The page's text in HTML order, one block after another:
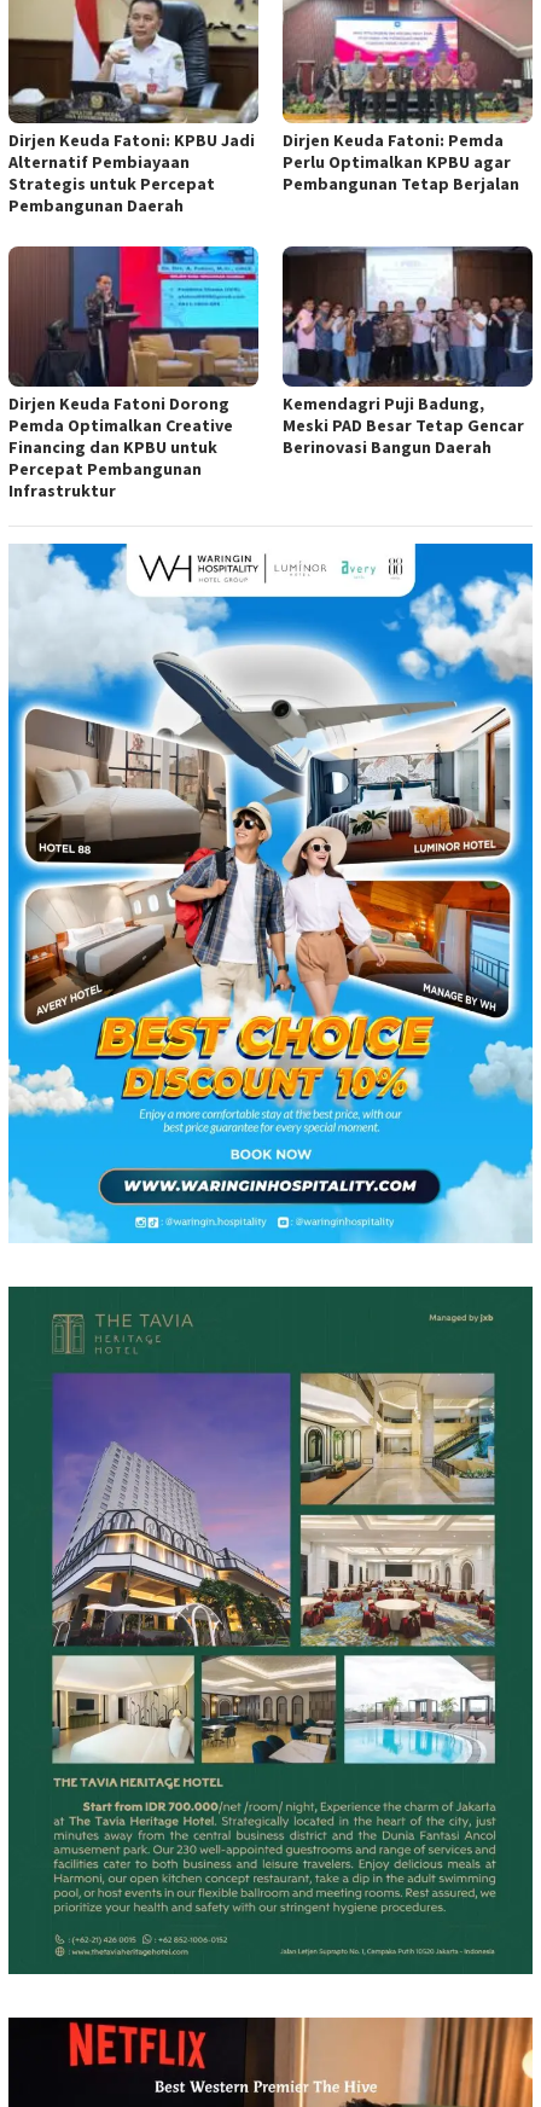
Dirjen Keuda Fatoni: KPBU Jadi
Alternatif Pembiayaan
Strategis untuk Percepat
Pembangunan Daerah
Dirjen Keuda Fatoni: Pemda
Perlu Optimalkan KPBU agar
Pembangunan Tetap Berjalan
Dirjen Keuda Fatoni Dorong
Pemda Optimalkan Creative
Financing dan KPBU untuk
Percepat Pembangunan
Infrastruktur
Kemendagri Puji Badung,
Meski PAD Besar Tetap Gencar
Berinovasi Bangun Daerah